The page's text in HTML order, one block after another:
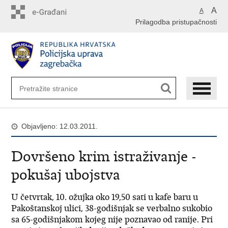
A A
Prilagodba pristupačnosti
Objavljeno: 12.03.2011.
Dovršeno krim istraživanje -
pokušaj ubojstva
U četvrtak, 10. ožujka oko 19,50 sati u kafe baru u
Pakoštanskoj ulici, 38-godišnjak se verbalno sukobio
sa 65-godišnjakom kojeg nije poznavao od ranije. Pri